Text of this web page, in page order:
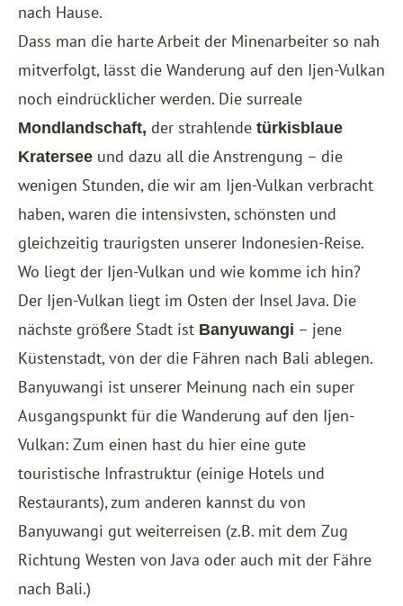
nach Hause.
Dass man die harte Arbeit der Minenarbeiter so nah
mitverfolgt, lässt die Wanderung auf den Ijen-Vulkan
noch eindrücklicher werden. Die surreale
Mondlandschaft, der strahlende türkisblaue
Kratersee und dazu all die Anstrengung – die
wenigen Stunden, die wir am Ijen-Vulkan verbracht
haben, waren die intensivsten, schönsten und
gleichzeitig traurigsten unserer Indonesien-Reise.
Wo liegt der Ijen-Vulkan und wie komme ich hin?
Der Ijen-Vulkan liegt im Osten der Insel Java. Die
nächste größere Stadt ist Banyuwangi – jene
Küstenstadt, von der die Fähren nach Bali ablegen.
Banyuwangi ist unserer Meinung nach ein super
Ausgangspunkt für die Wanderung auf den Ijen-
Vulkan: Zum einen hast du hier eine gute
touristische Infrastruktur (einige Hotels und
Restaurants), zum anderen kannst du von
Banyuwangi gut weiterreisen (z.B. mit dem Zug
Richtung Westen von Java oder auch mit der Fähre
nach Bali.)